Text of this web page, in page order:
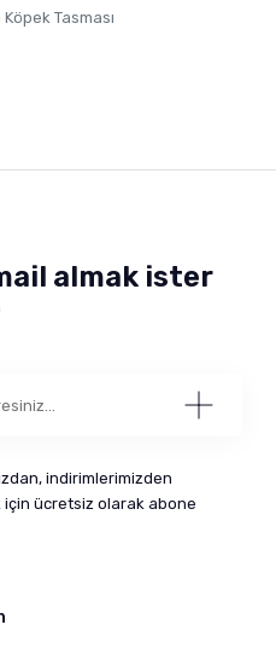
Köpek Tasması
almak ister
indirimlerimizden
ücretsiz olarak abone